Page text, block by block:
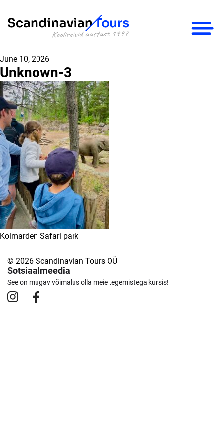
×
June 10, 2026
Unknown-3
Kolmarden Safari park
© 2026 Scandinavian Tours OÜ
Sotsiaalmeedia
See on mugav võimalus olla meie tegemistega kursis!